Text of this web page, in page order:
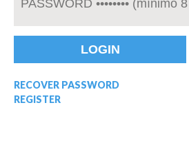
RECOVER PASSWORD
REGISTER